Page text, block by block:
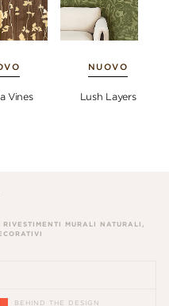
Vines
NUOVO
Lush Layers
MURALI NATURALI,
BEHIND THE DESIGN